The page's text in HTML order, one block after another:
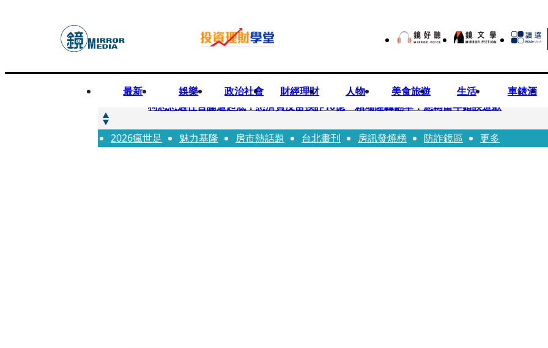
最新 娛樂 政治社會 財經理財 人物 美食旅遊 生活 車錶酒
快訊
柯志恩過往言論遭起底！慈濟買疫苗挨詐10億 賴瑞隆轟翻車：應為當年錯誤道歉
快訊
善款不是私房錢！慈濟採購疫苗被騙10億沒報案遭炎上 基金會緊急說明
2026瘋世足 魅力基隆 房市熱話題 台北畫刊 房訊發燒榜 防詐鏡區 更多